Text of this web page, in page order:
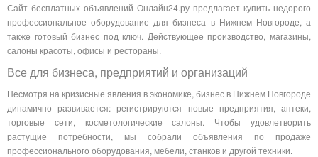
Сайт бесплатных объявлений Онлайн24.ру предлагает купить недорого
профессиональное оборудование для бизнеса в Нижнем Новгороде, а
также готовый бизнес под ключ. Действующее производство, магазины,
салоны красоты, офисы и рестораны.
Все для бизнеса, предприятий и организаций
Несмотря на кризисные явления в экономике, бизнес в Нижнем Новгороде
динамично развивается: регистрируются новые предприятия, аптеки,
торговые сети, косметологические салоны. Чтобы удовлетворить
растущие потребности, мы собрали объявления по продаже
профессионального оборудования, мебели, станков и другой техники.